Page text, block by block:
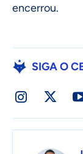
encerrou.
SIGA O